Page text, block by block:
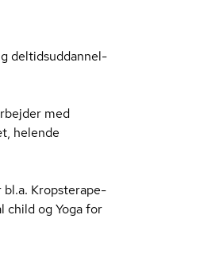
del­tids­ud­dan­nel­
med
helende
bl.a. Kro­p­ste­ra­pe­
child og Yoga for